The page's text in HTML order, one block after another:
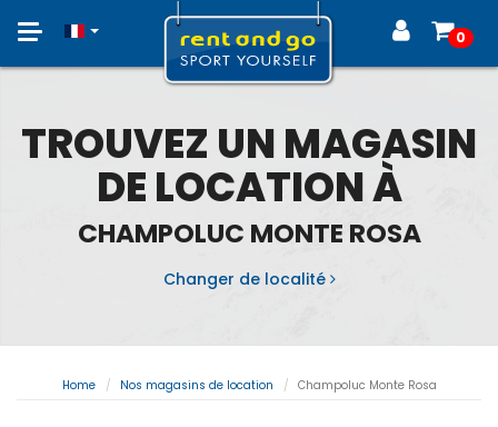
Toggle
0
TROUVEZ UN MAGASIN
DE LOCATION À
CHAMPOLUC MONTE ROSA
Changer de localité
Home Nos magasins de location Champoluc Monte Rosa